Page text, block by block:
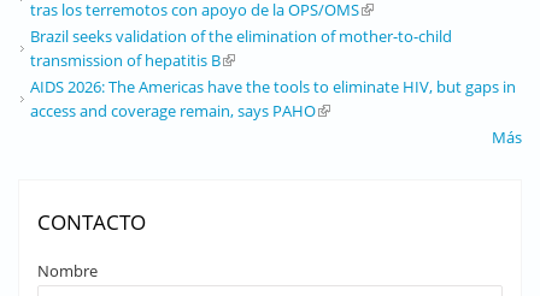
tras los terremotos con apoyo de la OPS/OMS(link is external)
Brazil seeks validation of the elimination of mother-to-child
transmission of hepatitis B(link is external)
AIDS 2026: The Americas have the tools to eliminate HIV, but gaps in
access and coverage remain, says PAHO(link is external)
Más
CONTACTO
Nombre